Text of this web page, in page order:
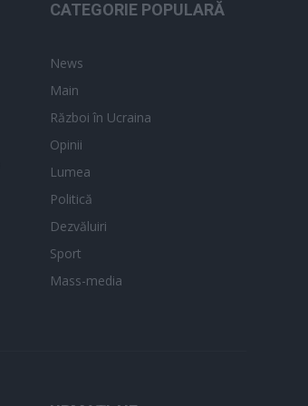
CATEGORIE POPULARĂ
News
Main
Război în Ucraina
Opinii
Lumea
Politică
Dezvăluiri
Sport
Mass-media